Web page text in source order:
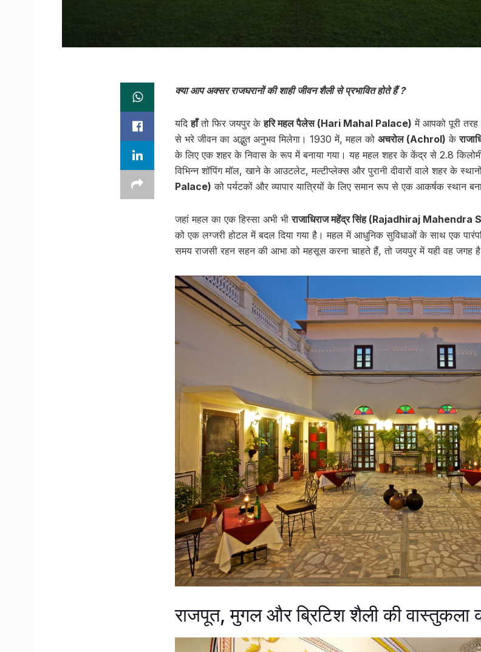
क्या आप अक्सर राजघरानों की शाही जीवन शैली से प्रभावित होते हैं ?
यदिहाँतो फिर जयपुर केहरि महल पैलेस (Hari Mahal Palace) में आपको पूरी
से भरे जीवन का अद्भुत अनुभव मिलेगा। 1930 में, महल को अचरोल (Achrol) के
के लिए एक शहर के निवास के रूप में बनाया गया। यह महल शहर के केंद्र से 2.8
विभिन्न शॉपिंग मॉल, खाने के आउटलेट, मल्टीप्लेक्स और पुरानी दीवारों वाले शहर के
Palace) को पर्यटकों और व्यापार यात्रियों के लिए समान रूप से एक आकर्षक स्थान
जहां महल का एक हिस्सा अभी भीराजाधिराज महेंद्र सिंह (Rajadhiraj Mahendra
को एक लग्जरी होटल में बदल दिया गया है। महल में आधुनिक सुविधाओं के साथ एक
समय राजसी रहन सहन की आभा को महसूस करना चाहते हैं, तो जयपुर में यही वह जगह है
राजपूत, मुगल और ब्रिटिश शैली की वास्तुकला